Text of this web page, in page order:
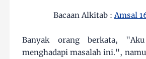
Bacaan Alkitab : Amsal
Banyak orang berkata,
menghadapi masalah ini.",